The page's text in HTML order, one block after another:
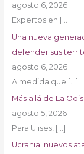
agosto 6, 2026
Expertos en […]
Una nueva
defender sus
agosto 6, 2026
A medida que […]
Más allá de La
agosto 5, 2026
Para Ulises, […]
Ucrania: nuevos